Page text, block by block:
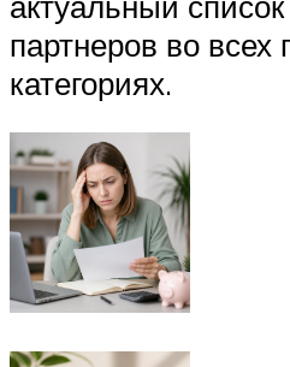
партнеров во всех
категориях.